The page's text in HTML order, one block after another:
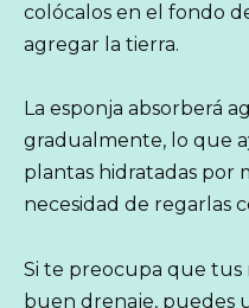
colócalos en el fondo
agregar la tierra.
La esponja absorberá
gradualmente, lo que
plantas hidratadas por
necesidad de regarlas
Si te preocupa que
buen drenaje, puedes